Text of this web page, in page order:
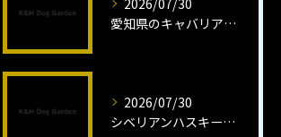
2026/07/30
愛知県のキャバリア子犬の魅力秘話
2026/07/30
シベリアンハスキー子犬の魅力と飼育法